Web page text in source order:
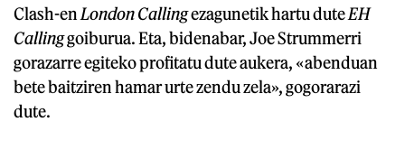
Clash-en London Callingezagunetik hartu duteEH
Callinggoiburua. Eta, bidenabar, Joe Strummerri
gorazarre egiteko profitatu dute aukera, «abenduan
bete baitziren hamar urte zendu zela», gogorarazi
dute.